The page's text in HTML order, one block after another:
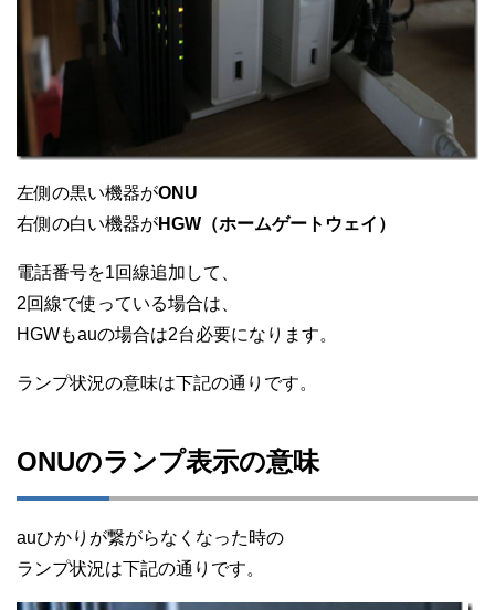
左側の黒い機器がONU
右側の白い機器がHGW（ホームゲートウェイ）
電話番号を1回線追加して、
2回線で使っている場合は、
HGWもauの場合は2台必要になります。
ランプ状況の意味は下記の通りです。
ONUのランプ表示の意味
auひかりが繋がらなくなった時の
ランプ状況は下記の通りです。